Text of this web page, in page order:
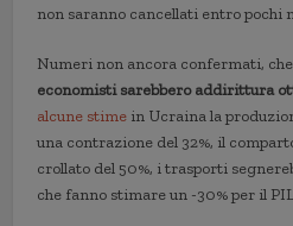
non saranno cancellati entro pochi
Numeri non ancora confermati,
economisti sarebbero addirittura
alcune stime in Ucraina la
una contrazione del 32%, il
crollato del 50%, i trasporti
che fanno stimare un -30% per il